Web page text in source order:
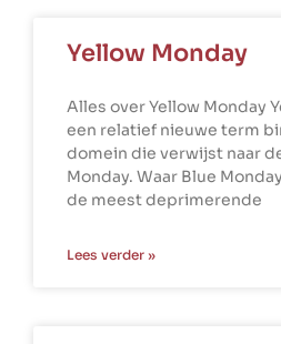
Yellow Monday
Alles over Yellow Monday
een relatief nieuwe term
domein die verwijst naar
Monday. Waar Blue
de meest deprimerende
Lees verder »